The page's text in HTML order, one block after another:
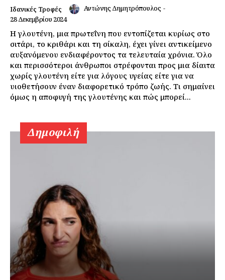
Ιδανικές Τροφές Αντώνης Δημητρόπουλος -
28 Δεκεμβρίου 2024
Η γλουτένη, μια πρωτεΐνη που εντοπίζεται κυρίως στο
σιτάρι, το κριθάρι και τη σίκαλη, έχει γίνει αντικείμενο
αυξανόμενου ενδιαφέροντος τα τελευταία χρόνια. Όλο
και περισσότεροι άνθρωποι στρέφονται προς μια δίαιτα
χωρίς γλουτένη είτε για λόγους υγείας είτε για να
υιοθετήσουν έναν διαφορετικό τρόπο ζωής. Τι σημαίνει
όμως η αποφυγή της γλουτένης και πώς μπορεί...
Δημοφιλή